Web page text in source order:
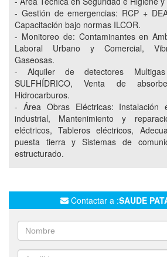
CONTROL DOCUMENTAL
SEGUIMIENTO Y REALIZACION DE
MEMORAIA DE INCENDIO
IMPACTO AMBIENTAL
PRIMEROS AUXILIOS EQUIPOS
CONTAMINANTE EN AMBIENTE LABORAL
ESTUDIOS DE ILUMINACION
VIBRACIONES EMISIONES
CALIDAD DE AIRE ESTUDIOS DE
AUDITORIA A PROVEEDORES
- Gestión de emergencias: RCP +
Capacitación bajo normas ILCOR.
- Monitoreo de: Contaminantes en
Laboral Urbano y Comercial,
Gaseosas.
- Alquiler de detectores
SULFHÍDRICO, Venta de
Hidrocarburos.
- Área Obras Eléctricas: Instalación
industrial, Mantenimiento y
eléctricos, Tableros eléctricos,
puesta tierra y Sistemas de
estructurado.
Contactar a :SAUDE